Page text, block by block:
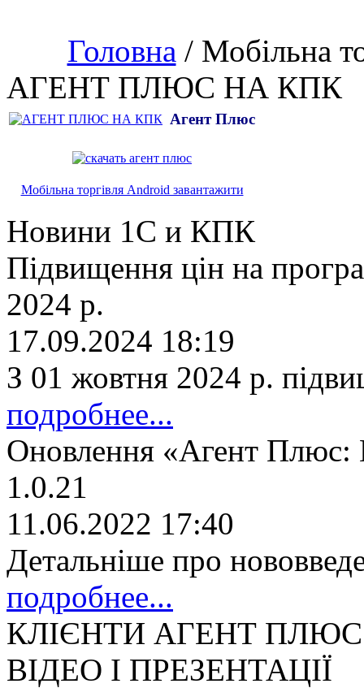
Головна / Мобільна
АГЕНТ ПЛЮС НА КПК
Агент Плюс
Мобільна торгівля Android завантажити
Новини 1С и КПК
Підвищення цін на
2024 р.
17.09.2024 18:19
З 01 жовтня 2024 р.
подробнее...
Оновлення «Агент Плюс:
1.0.21
11.06.2022 17:40
Детальніше про
подробнее...
КЛІЄНТИ АГЕНТ ПЛЮС
ВІДЕО І ПРЕЗЕНТАЦІЇ